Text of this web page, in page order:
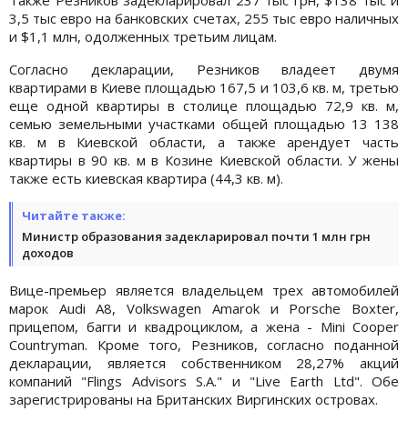
3,5 тыс евро на банковских счетах, 255 тыс евро наличных
и $1,1 млн, одолженных третьим лицам.
Согласно декларации, Резников владеет двумя
квартирами в Киеве площадью 167,5 и 103,6 кв. м, третью
еще одной квартиры в столице площадью 72,9 кв. м,
семью земельными участками общей площадью 13 138
кв. м в Киевской области, а также арендует часть
квартиры в 90 кв. м в Козине Киевской области. У жены
также есть киевская квартира (44,3 кв. м).
Читайте также:
Министр образования задекларировал почти 1 млн грн
доходов
Вице-премьер является владельцем трех автомобилей
марок Audi А8, Volkswagen Amarok и Porsche Boxter,
прицепом, багги и квадроциклом, а жена - Mini Cooper
Countryman. Кроме того, Резников, согласно поданной
декларации, является собственником 28,27% акций
компаний "Flings Advisors S.A." и "Live Earth Ltd". Обе
зарегистрированы на Британских Виргинских островах.